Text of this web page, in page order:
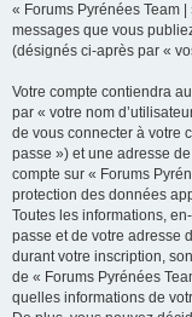
« Forums Pyrénées Team
messages que vous
(désignés ci-après par «
Votre compte contiendra
par « votre nom
de vous connecter à votre
passe ») et une adresse
compte sur « Forums
protection des données
Toutes les informations,
passe et de votre adresse
durant votre inscription,
de « Forums Pyrénées
quelles informations de